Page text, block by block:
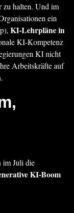
zu halten. Und im
ein
KI-Lehrpläne in
KI-Kompetenz
KI nicht
Arbeitskräfte auf
im Juli die
KI-Boom